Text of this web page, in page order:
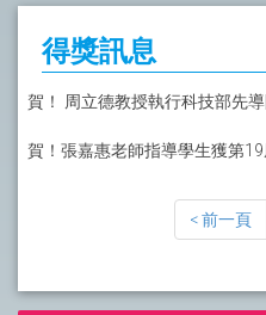
得獎訊息
< 前一頁